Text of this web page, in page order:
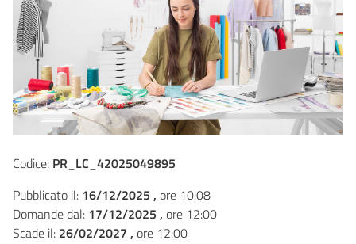
Codice: PR_LC_42025049895
Pubblicato il: 16/12/2025 , ore 10:08
Domande dal: 17/12/2025 , ore 12:00
Scade il: 26/02/2027 , ore 12:00